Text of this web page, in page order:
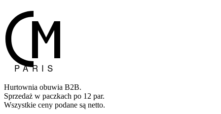
Hurtownia obuwia B2B.
Sprzedaż w paczkach po 12 par.
Wszystkie ceny podane są netto.